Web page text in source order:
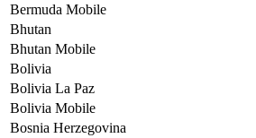
Bermuda Mobile
Bhutan
Bhutan Mobile
Bolivia
Bolivia La Paz
Bolivia Mobile
Bosnia Herzegovina